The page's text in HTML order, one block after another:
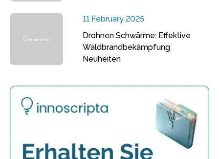
11 February 2025
Drohnen Schwärme: Effektive
Waldbrandbekämpfung
Neuheiten